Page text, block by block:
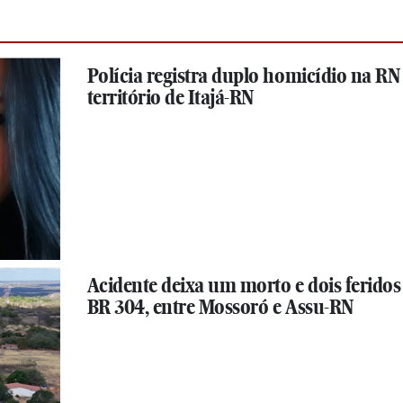
Polícia registra duplo homicídio na RN
território de Itajá-RN
Acidente deixa um morto e dois
BR 304, entre Mossoró e Assu-RN